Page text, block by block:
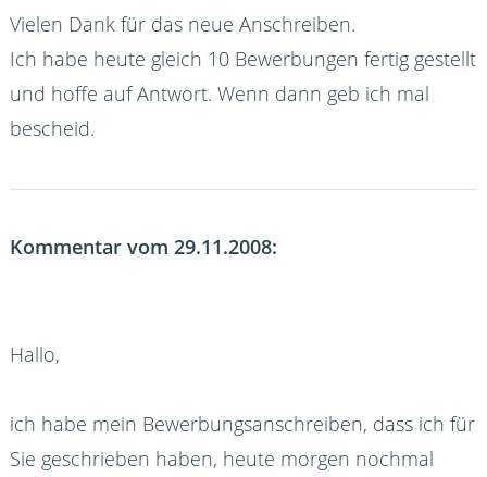
Vielen Dank für das neue Anschreiben.
Ich habe heute gleich 10 Bewerbungen fertig gestellt
und hoffe auf Antwort. Wenn dann geb ich mal
bescheid.
Kommentar vom 29.11.2008:
Hallo,
ich habe mein Bewerbungsanschreiben, dass ich für
Sie geschrieben haben, heute morgen nochmal